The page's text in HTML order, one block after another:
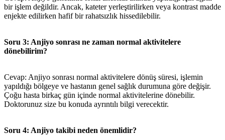
bir işlem değildir. Ancak, kateter yerleştirilirken veya kontrast madde
enjekte edilirken hafif bir rahatsızlık hissedilebilir.
Soru 3: Anjiyo sonrası ne zaman normal aktivitelere
dönebilirim?
Cevap: Anjiyo sonrası normal aktivitelere dönüş süresi, işlemin
yapıldığı bölgeye ve hastanın genel sağlık durumuna göre değişir.
Çoğu hasta birkaç gün içinde normal aktivitelerine dönebilir.
Doktorunuz size bu konuda ayrıntılı bilgi verecektir.
Soru 4: Anjiyo takibi neden önemlidir?